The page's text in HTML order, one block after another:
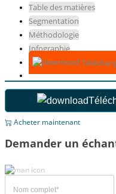
Table des matières
Segmentation
Méthodologie
Infographie
Acheter maintenant
Demander un